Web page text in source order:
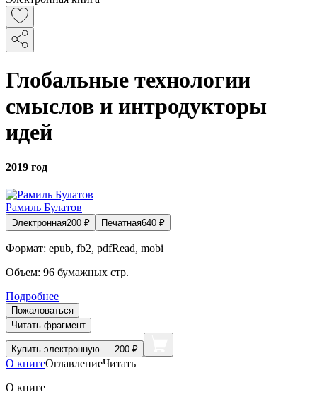
Глобальные технологии
смыслов и интродукторы
идей
2019 год
Рамиль Булатов
Электронная200 ₽ Печатная640 ₽
Формат: epub, fb2, pdfRead, mobi
Объем: 96 бумажных стр.
Подробнее
Пожаловаться
Читать фрагмент
Купить электронную — 200 ₽
О книгеОглавлениеЧитать
О книге